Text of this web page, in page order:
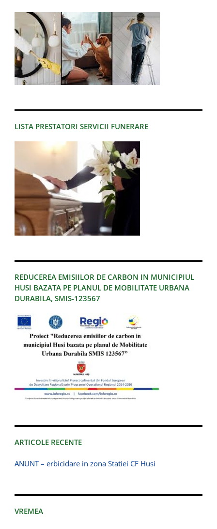
LISTA PRESTATORI SERVICII FUNERARE
REDUCEREA EMISIILOR DE CARBON IN MUNICIPIUL
HUSI BAZATA PE PLANUL DE MOBILITATE URBANA
DURABILA, SMIS-123567
ARTICOLE RECENTE
ANUNT – erbicidare in zona Statiei CF Husi
VREMEA